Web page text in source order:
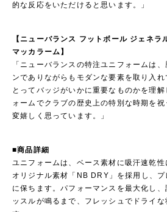
的な反応をいただけると思います。」
【ニューバランス フットボール ジェネラ
マッカラーム】
「ニューバランスの特注ユニフォームは
ンでありながらもモダンな要素を取り入
とってバッジがいかに重要なものかを理
ォームでクラブの歴史上の特別な時期を
変嬉しく思っています。」
■商品詳細
ユニフォームは、ベース素材に吸汗速乾
オリジナル素材「NB DRY」を採用し、プ
に保ちます。パフォーマンスを最大化し
ッスルが鳴るまで、フレッシュでドライ